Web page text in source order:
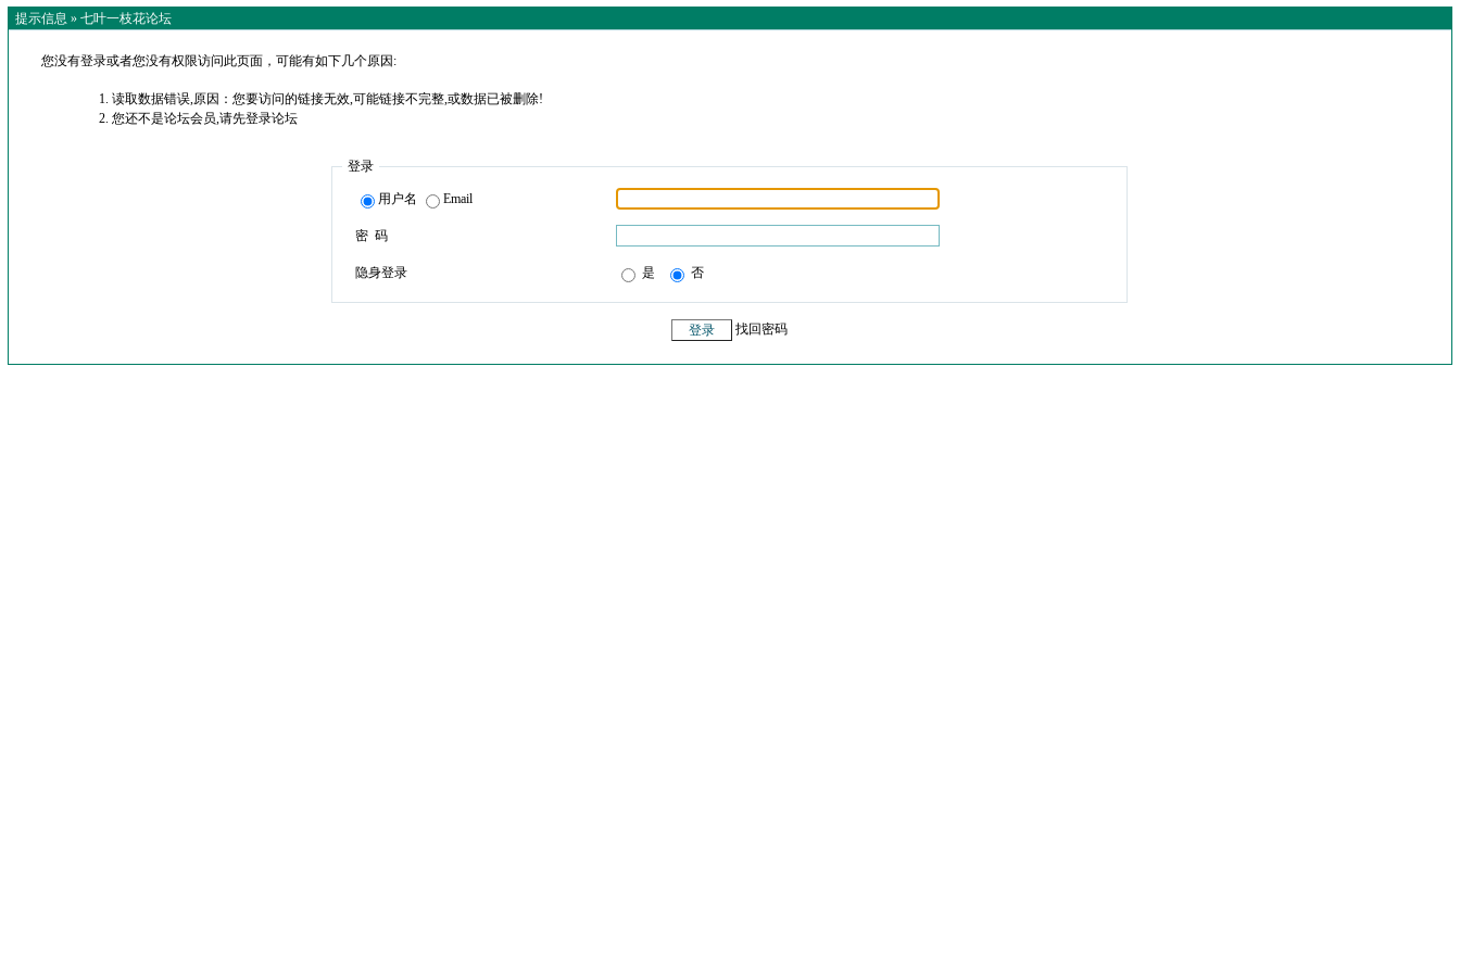
提示信息 » 七叶一枝花论坛
您没有登录或者您没有权限访问此页面，可能有如下几个原因:
读取数据错误,原因：您要访问的链接无效,可能链接不完整,或数据已被删除!
您还不是论坛会员,请先登录论坛
登录
用户名 Email
密 码
隐身登录 是 否
找回密码